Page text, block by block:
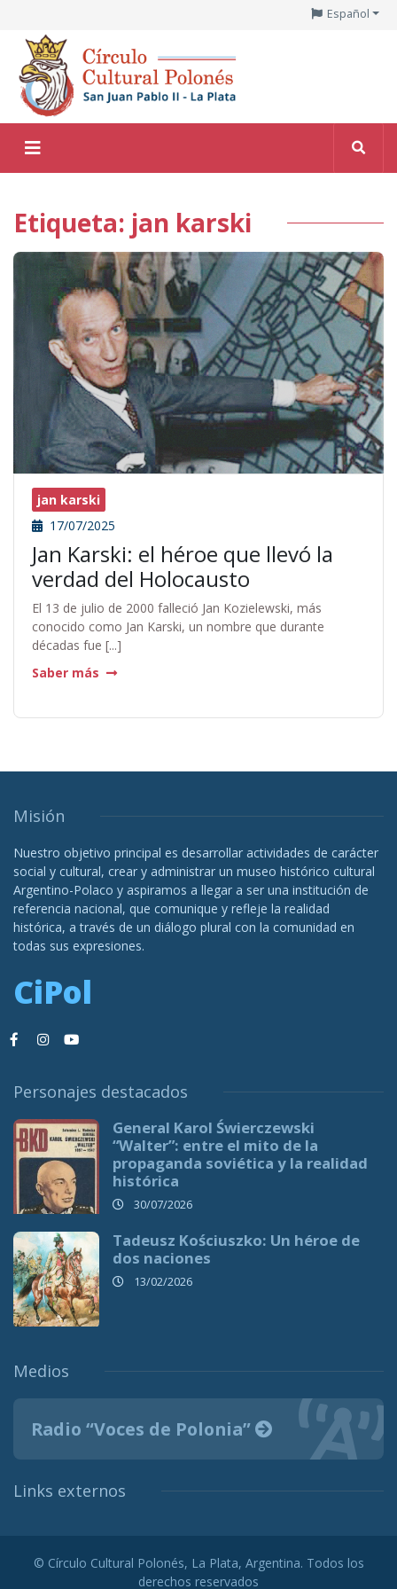
Español
Etiqueta: jan karski
jan karski
17/07/2025
Jan Karski: el héroe que llevó la
verdad del Holocausto
El 13 de julio de 2000 falleció Jan Kozielewski, más
conocido como Jan Karski, un nombre que durante
décadas fue [...]
Saber más
Misión
Nuestro objetivo principal es desarrollar actividades de carácter
social y cultural, crear y administrar un museo histórico cultural
Argentino-Polaco y aspiramos a llegar a ser una institución de
referencia nacional, que comunique y refleje la realidad
histórica, a través de un diálogo plural con la comunidad en
todas sus expresiones.
CiPol
Personajes destacados
General Karol Świerczewski
“Walter”: entre el mito de la
propaganda soviética y la realidad
histórica
30/07/2026
Tadeusz Kościuszko: Un héroe de
dos naciones
13/02/2026
Medios
Radio “Voces de Polonia”
Links externos
© Círculo Cultural Polonés, La Plata, Argentina. Todos los
derechos reservados